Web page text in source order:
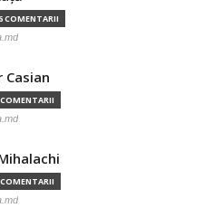
COMENTARII
Casian